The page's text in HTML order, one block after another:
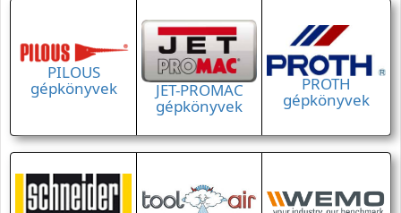
PILOUS
gépkönyvek JET-PROMAC
gépkönyvek
PROTH
gépkönyvek